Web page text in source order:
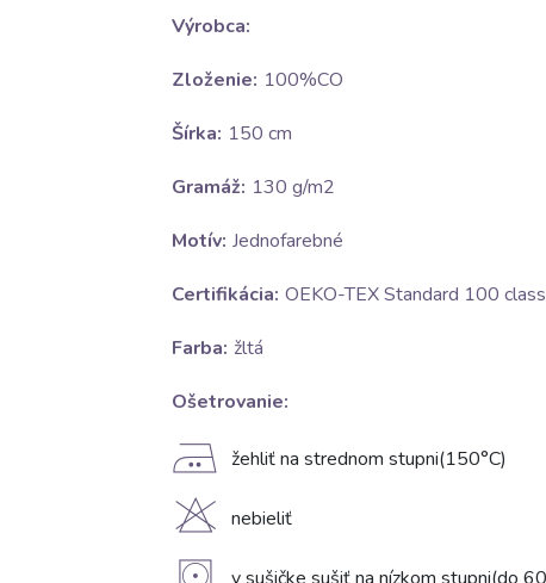
Výrobca:
Zloženie: 100%CO
Šírka: 150 cm
Gramáž: 130 g/m2
Motív: Jednofarebné
Certifikácia: OEKO-TEX Standard 100
Farba: žltá
Ošetrovanie:
E žehliť na strednom stupni(150°C)
H nebieliť